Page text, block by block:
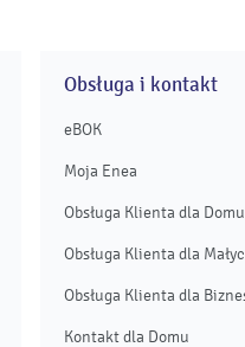
Obsługa i kontakt
eBOK
Moja Enea
Obsługa Klienta dla Domu
Obsługa Klienta dla
Obsługa Klienta dla
Kontakt dla Domu